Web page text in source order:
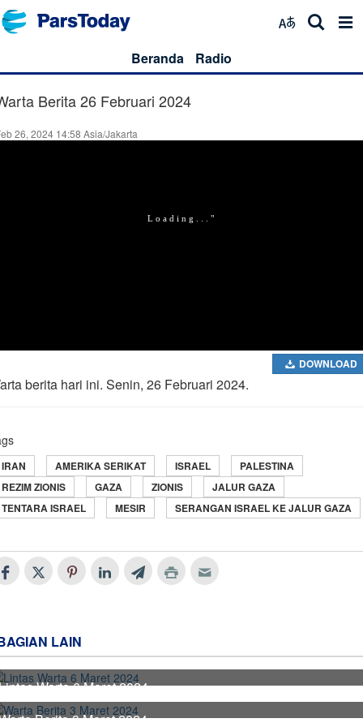
Beranda Radio
Berita 26 Februari 2024
26, 2024 14:58 Asia/Jakarta
DOWNLOAD
berita hari ini. Senin, 26 Februari 2024.
IRAN AMERIKA SERIKAT ISRAEL
PALESTINA
REZIM ZIONIS
GAZA ZIONIS
JALUR GAZA
TENTARA ISRAEL
MESIR SERANGAN ISRAEL KE JALUR GAZA
LAIN
Warta 6 Maret 2024
Berita 3 Maret 2024